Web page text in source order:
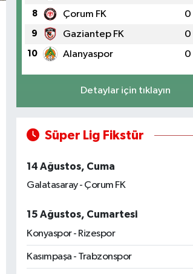
8 Çorum FK 0
9 Gaziantep FK 0
10 Alanyaspor 0
Detaylar için tıklayın
Süper Lig Fikstür
14 Ağustos, Cuma
Galatasaray - Çorum FK
15 Ağustos, Cumartesi
Konyaspor - Rizespor
Kasımpaşa - Trabzonspor